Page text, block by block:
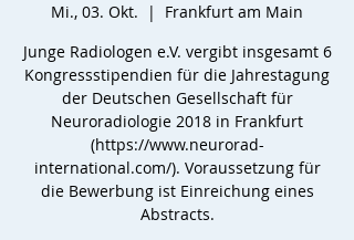
Mi., 03. Okt.
  |
Frankfurt am Main
Junge Radiologen e.V. vergibt insgesamt 6
Kongressstipendien für die Jahrestagung
der Deutschen Gesellschaft für
Neuroradiologie 2018 in Frankfurt
(https://www.neurorad-
international.com/). Voraussetzung für
die Bewerbung ist Einreichung eines
Abstracts.